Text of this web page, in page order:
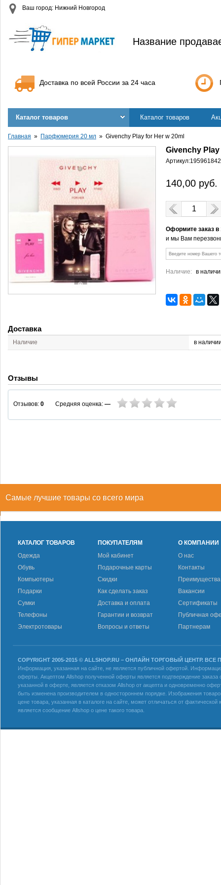
Ваш город: Нижний Новгород
Название
Доставка по всей России за 24 часа
Каталог товаров Каталог товаров
Главная Парфюмерия 20 мл Givenchy Play for Her w 20ml
Givenchy
Артикул:
140,00 руб.
Оформите заказ
и мы Вам
Наличие: в
Доставка
Наличие в
Отзывы
Отзывов: 0 Средняя оценка: —
Самые лучшие товары со всего мира
КАТАЛОГ ТОВАРОВ
Одежда
Обувь
Компьютеры
Подарки
Сумки
Телефоны
Электротовары
ПОКУПАТЕЛЯМ
Мой кабинет
Подарочные карты
Скидки
Как сделать заказ
Доставка и оплата
Гарантии и возврат
Вопросы и ответы
О КОМПАНИИ
О нас
Контакты
Преимущества
Вакансии
Сертификаты
Публичная
Партнерам
COPYRIGHT 2005-2015 © ALLSHOP.RU – ОНЛАЙН ТОРГОВЫЙ ЦЕНТР.
Информация, указанная на сайте, не является публичной офертой.
оферты. Акцептом Allshop полученной оферты является подтверждение
указанной в оферте, является отказом Allshop от акцепта и одновременно
быть изменена производителем в одностороннем порядке. Изображения
цене товара, указанная в каталоге на сайте, может отличаться от
является сообщение Allshop о цене такого товара.